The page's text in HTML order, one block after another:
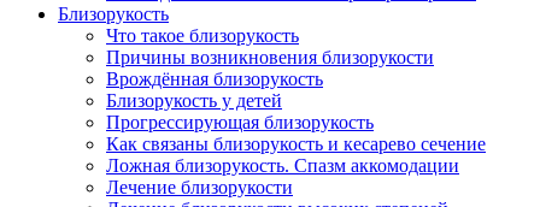
Близорукость
Что такое близорукость
Причины возникновения близорукости
Врождённая близорукость
Близорукость у детей
Прогрессирующая близорукость
Как связаны близорукость и кесарево сечение
Ложная близорукость. Спазм аккомодации
Лечение близорукости